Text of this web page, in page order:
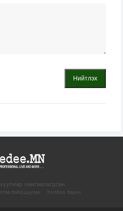
Нийтлэх
хамгаалагдсан.
байршуулах Холбоо барих